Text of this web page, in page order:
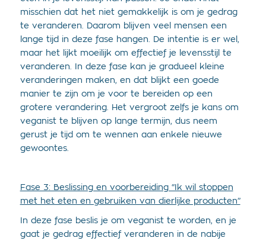
misschien dat het niet gemakkelijk is om je gedrag
te veranderen. Daarom blijven veel mensen een
lange tijd in deze fase hangen. De intentie is er wel,
maar het lijkt moeilijk om effectief je levensstijl te
veranderen. In deze fase kan je gradueel kleine
veranderingen maken, en dat blijkt een goede
manier te zijn om je voor te bereiden op een
grotere verandering. Het vergroot zelfs je kans om
veganist te blijven op lange termijn, dus neem
gerust je tijd om te wennen aan enkele nieuwe
gewoontes.
Fase 3: Beslissing en voorbereiding “Ik wil stoppen
met het eten en gebruiken van dierlijke producten”
In deze fase beslis je om veganist te worden, en je
gaat je gedrag effectief veranderen in de nabije